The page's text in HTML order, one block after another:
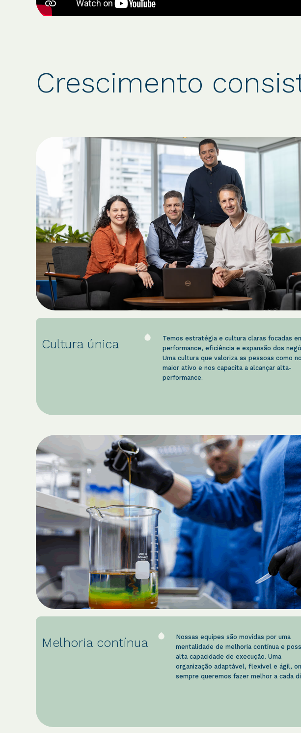
Crescimento
Cultura única
Temos estratégia e cultura claras focadas
performance, eficiência e expansão dos
Uma cultura que valoriza as pessoas como
maior ativo e nos capacita a alcançar alta-
performance.
Melhoria contínua
Nossas equipes são movidas por uma
mentalidade de melhoria contínua e
alta capacidade de execução. Uma
organização adaptável, flexível e ágil,
sempre queremos fazer melhor a cada